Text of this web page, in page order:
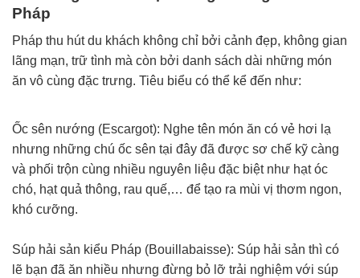
Pháp
Pháp thu hút du khách không chỉ bởi cảnh đẹp, không gian
lãng mạn, trữ tình mà còn bởi danh sách dài những món
ăn vô cùng đặc trưng. Tiêu biểu có thể kể đến như:
Ốc sên nướng (Escargot): Nghe tên món ăn có vẻ hơi lạ
nhưng những chú ốc sên tại đây đã được sơ chế kỹ càng
và phối trộn cùng nhiều nguyên liệu đặc biệt như hạt óc
chó, hạt quả thông, rau quế,… để tạo ra mùi vị thơm ngon,
khó cưỡng.
Súp hải sản kiểu Pháp (Bouillabaisse): Súp hải sản thì có
lẽ bạn đã ăn nhiều nhưng đừng bỏ lỡ trải nghiệm với súp